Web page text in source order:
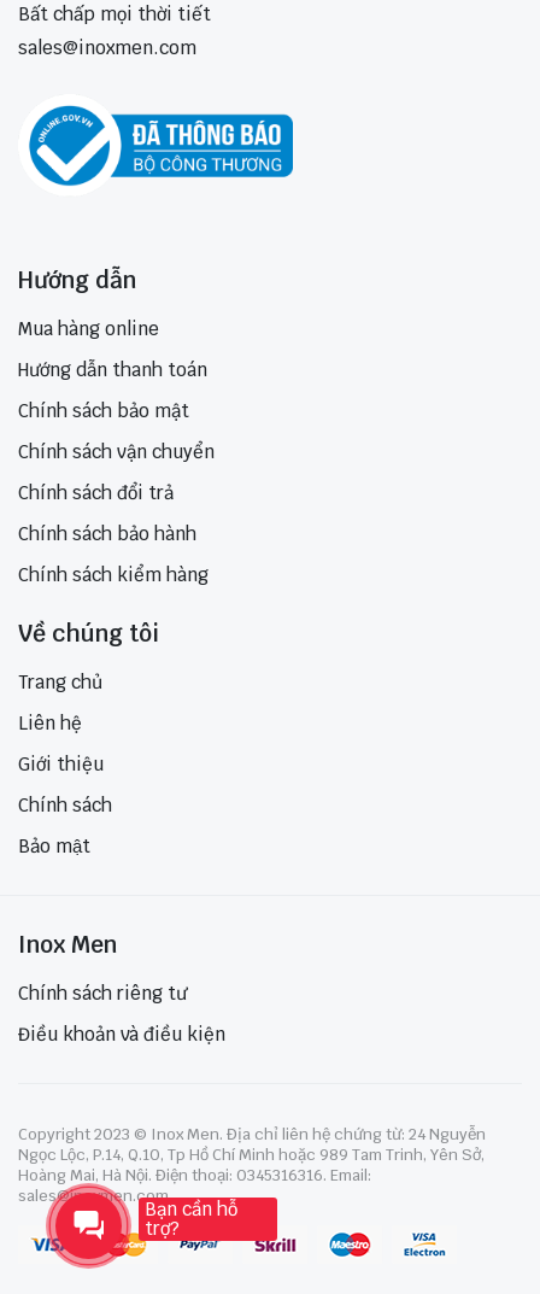
Bất chấp mọi thời tiết
sales@inoxmen.com
Hướng dẫn
Mua hàng online
Hướng dẫn thanh toán
Chính sách bảo mật
Chính sách vận chuyển
Chính sách đổi trả
Chính sách bảo hành
Chính sách kiểm hàng
Về chúng tôi
Trang chủ
Liên hệ
Giới thiệu
Chính sách
Bảo mật
Inox Men
Chính sách riêng tư
Điều khoản và điều kiện
Copyright 2023 © Inox Men. Địa chỉ liên hệ chứng từ: 24 Nguyễn
Ngọc Lộc, P.14, Q.10, Tp Hồ Chí Minh hoặc 989 Tam Trinh, Yên Sở,
Hoàng Mai, Hà Nội. Điện thoại: 0345316316. Email:
sales@inoxmen.com
Bạn cần hỗ
trợ?